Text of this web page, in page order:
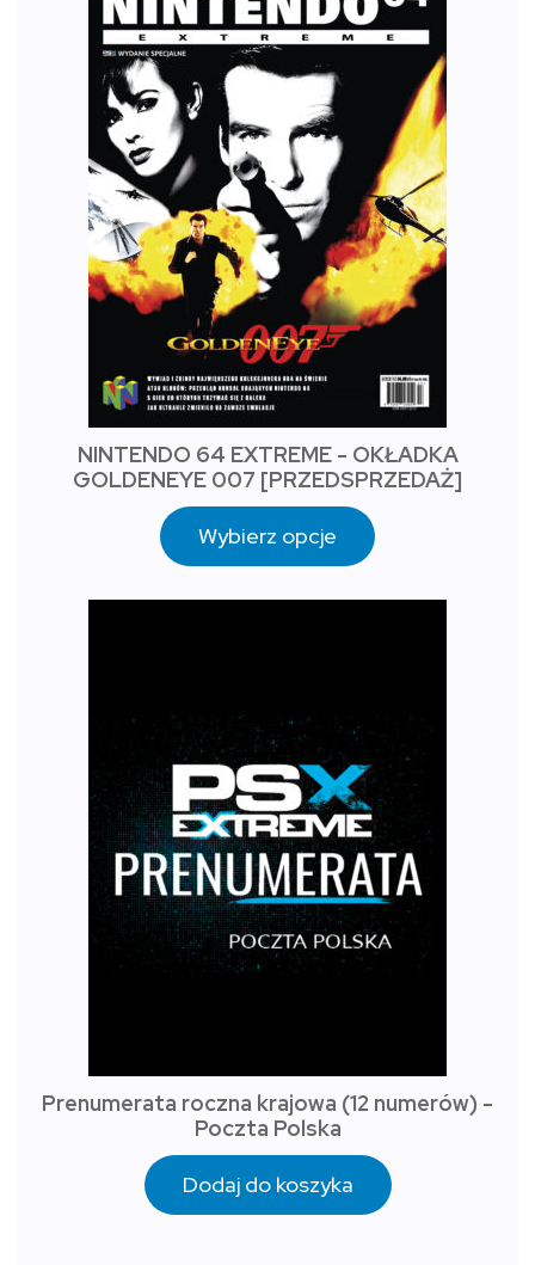
NINTENDO 64 EXTREME - OKŁADKA
GOLDENEYE 007 [PRZEDSPRZEDAŻ]
Wybierz opcje
Prenumerata roczna krajowa (12 numerów) -
Poczta Polska
Dodaj do koszyka